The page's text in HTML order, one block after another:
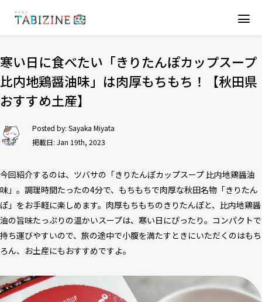
寒い日に食べたい「きりたんぽカップスープ
比内地鶏醤油味」は肉厚もちもち！【秋田県
おすすめ土産】
Posted by: Sayaka Miyata
掲載日: Jan 19th, 2023
今回紹介するのは、ツバサの「きりたんぽカップスープ 比内地鶏醤油
味」。調理時間たったの4分で、もちもちで肉厚な秋田名物「きりたん
ぽ」をお手軽に楽しめます。肉厚もちもちのきりたんぽと、比内地鶏醤
油の旨味たっぷりの温かいスープは、寒い日にぴったり。コンパクトで
持ち運びやすいので、旅の途中で小腹を満たすときにいただくのはもち
ろん、お土産にもおすすめですよ。